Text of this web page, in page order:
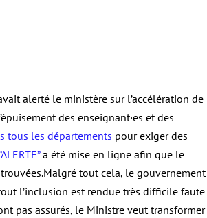
alerté le ministère sur l’accélération de
des enseignant·es et des
tous les départements pour exiger des
a été mise en ligne afin que le
tout cela, le gouvernement
l’inclusion est rendue très difficile faute
pas assurés, le Ministre veut transformer